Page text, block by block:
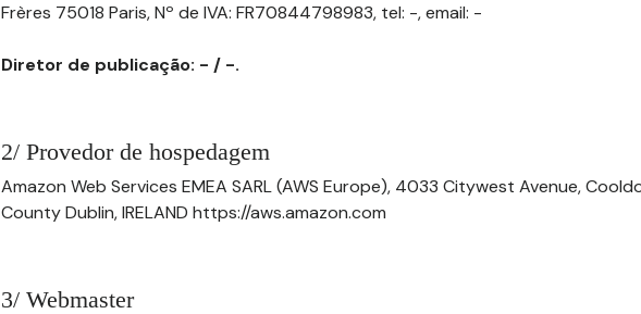
Frères 75018 Paris, Nº de IVA: FR70844798983, tel: -, email: -
Diretor de publicação: - / -.
2/ Provedor de hospedagem
Amazon Web Services EMEA SARL (AWS Europe), 4033 Citywest Avenue,
County Dublin, IRELAND https://aws.amazon.com
3/ Webmaster